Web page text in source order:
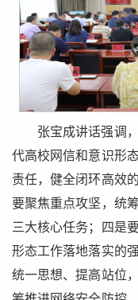
张宝成讲话强调
代高校网信和意识形
责任，健全闭环高效
要聚焦重点攻坚，统
三大核心任务；四是
形态工作落地落实的
统一思想、提高站位